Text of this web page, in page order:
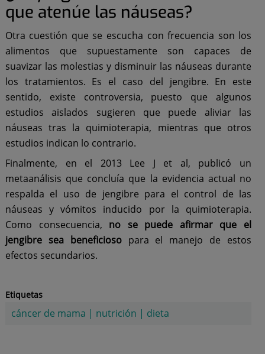
que atenúe las náuseas?
Otra cuestión que se escucha con frecuencia son los
alimentos que supuestamente son capaces de
suavizar las molestias y disminuir las náuseas durante
los tratamientos. Es el caso del jengibre. En este
sentido, existe controversia, puesto que algunos
estudios aislados sugieren que puede aliviar las
náuseas tras la quimioterapia, mientras que otros
estudios indican lo contrario.
Finalmente, en el 2013 Lee J et al, publicó un
metaanálisis que concluía que la evidencia actual no
respalda el uso de jengibre para el control de las
náuseas y vómitos inducido por la quimioterapia.
Como consecuencia, no se puede afirmar que el
jengibre sea beneficiosopara el manejo de estos
efectos secundarios.
Etiquetas
cáncer de mama | nutrición | dieta